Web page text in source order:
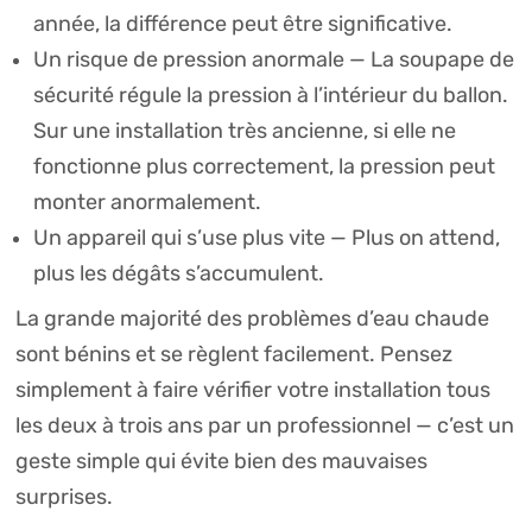
année, la différence peut être significative.
Un risque de pression anormale — La soupape de
sécurité régule la pression à l’intérieur du ballon.
Sur une installation très ancienne, si elle ne
fonctionne plus correctement, la pression peut
monter anormalement.
Un appareil qui s’use plus vite — Plus on attend,
plus les dégâts s’accumulent.
La grande majorité des problèmes d’eau chaude
sont bénins et se règlent facilement. Pensez
simplement à faire vérifier votre installation tous
les deux à trois ans par un professionnel — c’est un
geste simple qui évite bien des mauvaises
surprises.